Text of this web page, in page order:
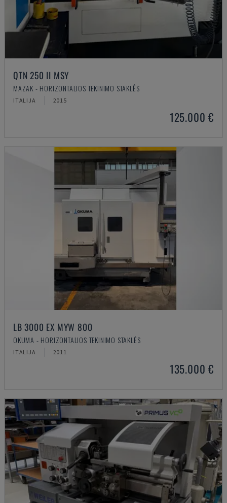
QTN 250 II MSY
MAZAK - HORIZONTALIOS TEKINIMO STAKLĖS
ITALIJA 2015
125.000 €
LB 3000 EX MYW 800
OKUMA - HORIZONTALIOS TEKINIMO STAKLĖS
ITALIJA 2011
135.000 €